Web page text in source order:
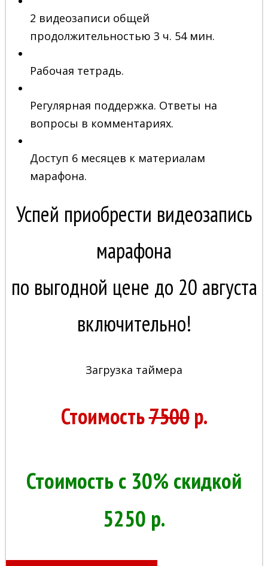
2 видеозаписи общей
продолжительностью 3 ч. 54 мин.
Рабочая тетрадь.
Регулярная поддержка. Ответы на
вопросы в комментариях.
Доступ 6 месяцев к материалам
марафона.
Успей приобрести видеозапись
марафона
по выгодной цене до 20 августа
включительно!
Загрузка таймера
Стоимость7500р.
Стоимость с 30% скидкой
5250 р.